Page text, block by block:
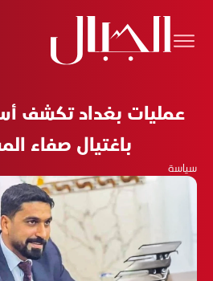
عمليات بغداد تكشف
باغتيال صفاء
سياسة